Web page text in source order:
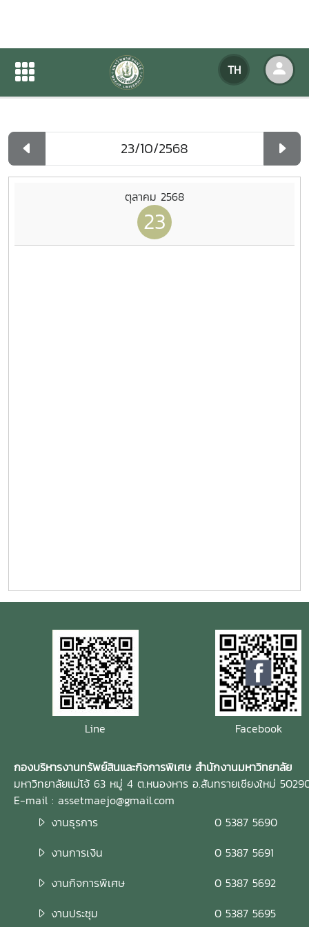
TH
ปฏิทินกิจกรรมของหน่วยงาน
ปฏิทินกิจกรรมของหน่วยงาน
ตุลาคม 2568
23
Line Facebook
กองบริหารงานทรัพย์สินและกิจการพิเศษ สำนักงานมหาวิทยาลัย
มหาวิทยาลัยแม่โจ้ 63 หมู่ 4 ต.หนองหาร อ.สันทรายเชียงใหม่
E-mail : assetmaejo@gmail.com
งานธุรการ
0 5387 5690
งานการเงิน
0 5387 5691
งานกิจการพิเศษ
0 5387 5692
งานประชุม
0 5387 5695